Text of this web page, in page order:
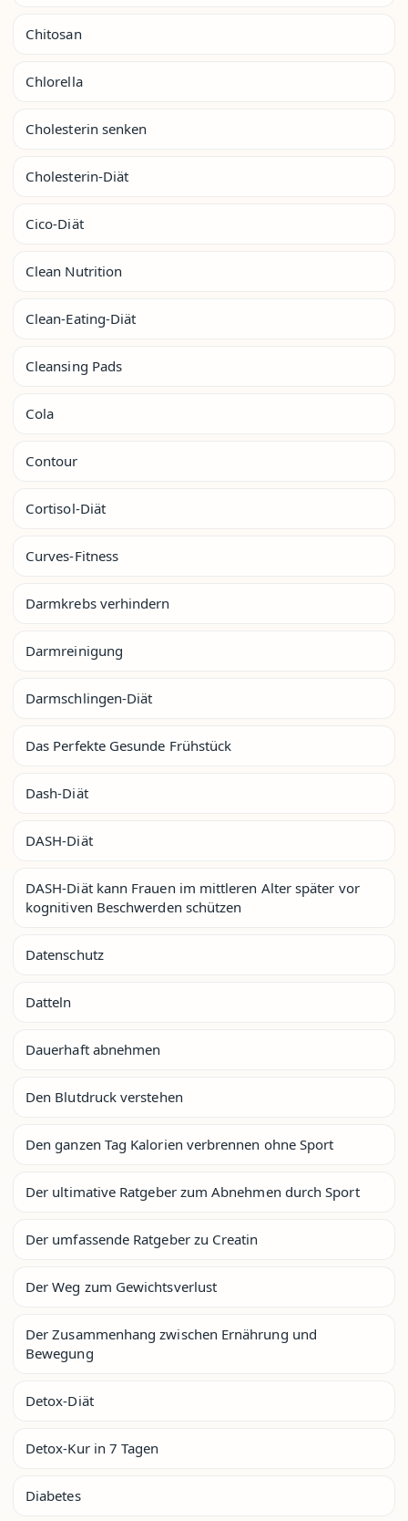
Chitosan
Chlorella
Cholesterin senken
Cholesterin-Diät
Cico-Diät
Clean Nutrition
Clean-Eating-Diät
Cleansing Pads
Cola
Contour
Cortisol-Diät
Curves-Fitness
Darmkrebs verhindern
Darmreinigung
Darmschlingen-Diät
Das Perfekte Gesunde Frühstück
Dash-Diät
DASH-Diät
DASH-Diät kann Frauen im mittleren Alter später vor
kognitiven Beschwerden schützen
Datenschutz
Datteln
Dauerhaft abnehmen
Den Blutdruck verstehen
Den ganzen Tag Kalorien verbrennen ohne Sport
Der ultimative Ratgeber zum Abnehmen durch Sport
Der umfassende Ratgeber zu Creatin
Der Weg zum Gewichtsverlust
Der Zusammenhang zwischen Ernährung und
Bewegung
Detox-Diät
Detox-Kur in 7 Tagen
Diabetes